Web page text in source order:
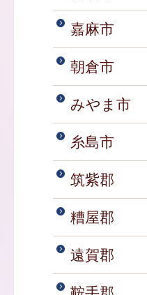
嘉麻市
朝倉市
みやま市
糸島市
筑紫郡
糟屋郡
遠賀郡